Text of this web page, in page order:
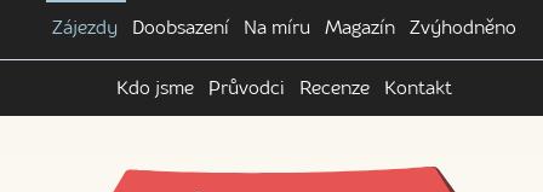
Zájezdy Doobsazení Na míru Magazín Zvýhodněno
Kdo jsme Průvodci Recenze Kontakt